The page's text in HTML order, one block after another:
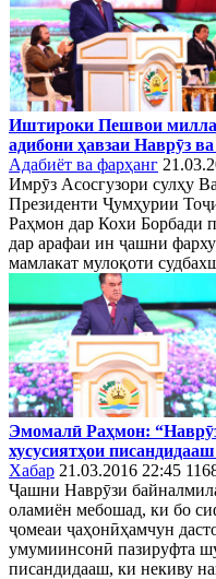
Иштироки Пешвои
адибони ҳавзаи Наврӯз
Адабиёт ва фарҳанг
Имрӯз Асосгузори сулҳу
Президенти Ҷумҳурии
Раҳмон дар Кохи Борбади
дар арафаи ин ҷашни
мамлакат мулоқоти
Эмомалӣ Раҳмон:
хусусиятҳои
Хабар 21.03.2016 22:45
Ҷашни Наврӯзи
оламиён мебошад, ки бо
ҷомеаи ҷаҳонӣҳамчун
умумиинсонӣ пазируфта
писандидааш, ки некиву